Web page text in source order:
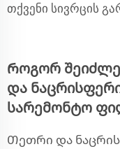
თქვენი სივრცის
Როგორ
და
სარემონტო
Თეთრი და